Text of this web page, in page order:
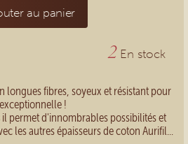
longues fibres, soyeux et résistant pour
!
il permet d'innombrables possibilités et
les autres épaisseurs de coton Aurifil...
au panier
2 En stock